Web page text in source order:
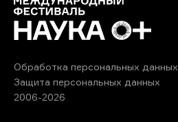
Обработка персональных данных
Защита персональных данных
2006-2026